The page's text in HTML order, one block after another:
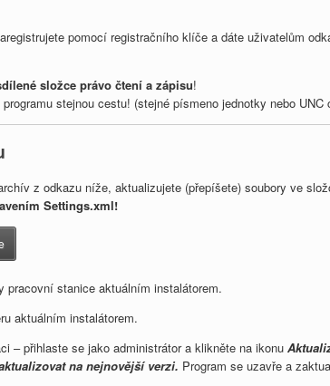
pomocí registračního klíče a dáte uživatelům
složce právo čtení a zápisu!
stejnou cestu! (stejné písmeno jednotky nebo UNC
z odkazu níže, aktualizujete (přepíšete) soubory ve
Settings.xml!
pracovní stanice aktuálním instalátorem.
aktuálním instalátorem.
– přihlaste se jako administrátor a klikněte na ikonu
na nejnovější verzi. Program se uzavře a